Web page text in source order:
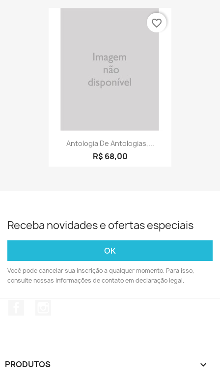
Antologia De Antologias,...
R$ 68,00
favorite_border
Receba novidades e ofertas especiais
Você pode cancelar sua inscrição a qualquer momento. Para isso,
consulte nossas informações de contato em declaração legal.
PRODUTOS 